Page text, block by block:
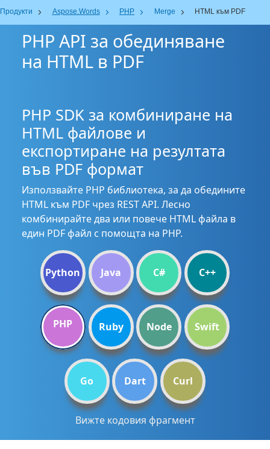
Продукти Aspose.Words PHP Merge HTML към PDF
PHP API за обединяване
на HTML в PDF
PHP SDK за комбиниране на
HTML файлове и
експортиране на резултата
във PDF формат
Използвайте PHP библиотека, за да обедините
HTML към PDF чрез REST API. Лесно
комбинирайте два или повече HTML файла в
един PDF файл с помощта на PHP.
Python Java C# C++
PHP Ruby Node Swift
Go Dart Curl
Вижте кодовия фрагмент